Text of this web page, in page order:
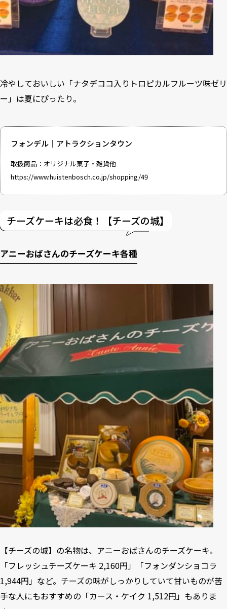
冷やしておいしい「ナタデココ入りトロピカルフルーツ味ゼリ
ー」は夏にぴったり。
フォンデル｜アトラクションタウン
取扱商品：オリジナル菓子・雑貨他
https://www.huistenbosch.co.jp/shopping/49
チーズケーキは必食！【チーズの城】
アニーおばさんのチーズケーキ各種
【チーズの城】の名物は、アニーおばさんのチーズケーキ。
「フレッシュチーズケーキ 2,160円」「フォンダンショコラ
1,944円」など。チーズの味がしっかりしていて甘いものが苦
手な人にもおすすめの「カース・ケイク 1,512円」もありま